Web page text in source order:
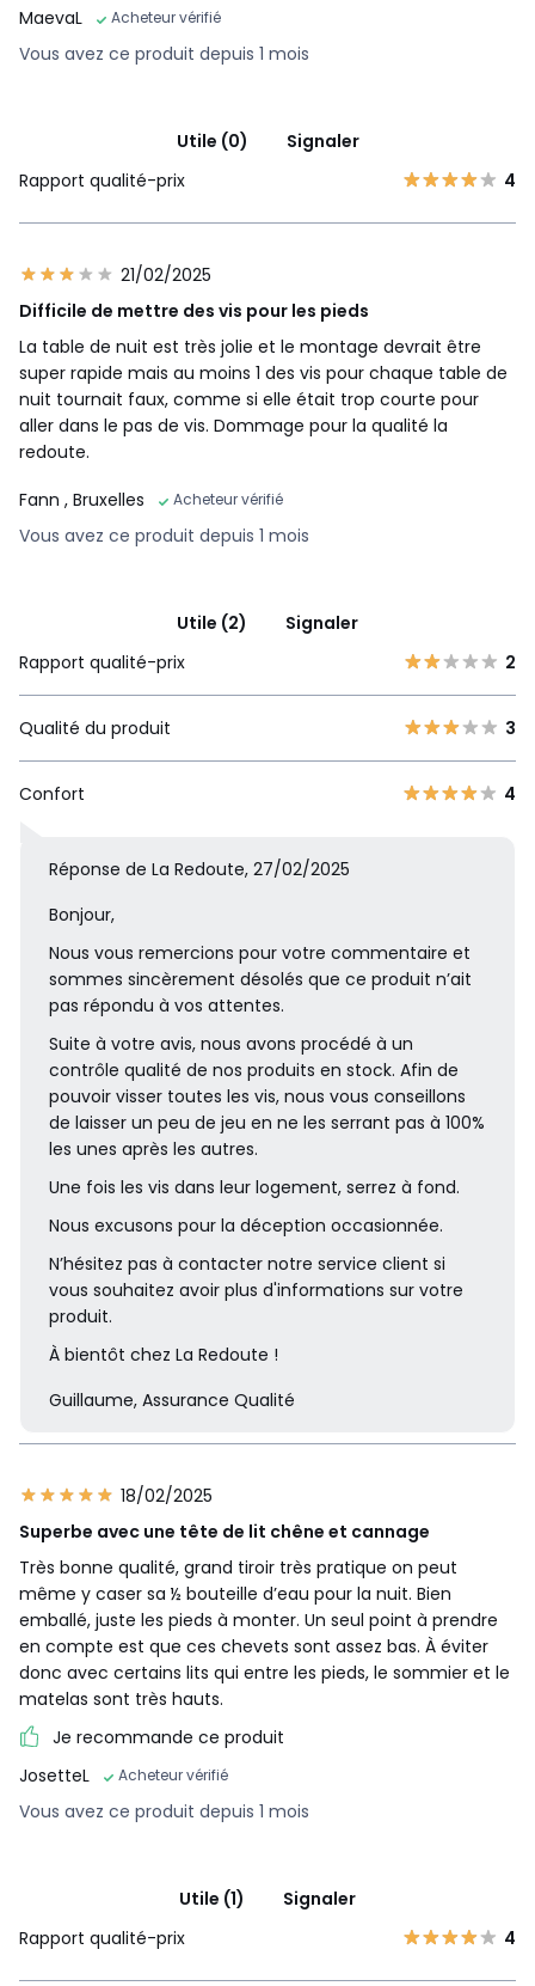
MaevaL
Acheteur vérifié
Vous avez ce produit depuis 1 mois
Utile (0)
Signaler
Rapport qualité-prix
4
21/02/2025
Difficile de mettre des vis pour les pieds
La table de nuit est très jolie et le montage devrait être
super rapide mais au moins 1 des vis pour chaque table de
nuit tournait faux, comme si elle était trop courte pour
aller dans le pas de vis. Dommage pour la qualité la
redoute.
Fann , Bruxelles Acheteur vérifié
Vous avez ce produit depuis 1 mois
Utile (2)
Signaler
Rapport qualité-prix
2
Qualité du produit 3
Confort 4
Réponse de La Redoute, 27/02/2025
Bonjour,
Nous vous remercions pour votre commentaire et
sommes sincèrement désolés que ce produit n’ait
pas répondu à vos attentes.
Suite à votre avis, nous avons procédé à un
contrôle qualité de nos produits en stock. Afin de
pouvoir visser toutes les vis, nous vous conseillons
de laisser un peu de jeu en ne les serrant pas à 100%
les unes après les autres.
Une fois les vis dans leur logement, serrez à fond.
Nous excusons pour la déception occasionnée.
N’hésitez pas à contacter notre service client si
vous souhaitez avoir plus d'informations sur votre
produit.
À bientôt chez La Redoute !
Guillaume, Assurance Qualité
18/02/2025
Superbe avec une tête de lit chêne et cannage
Très bonne qualité, grand tiroir très pratique on peut
même y caser sa ½ bouteille d’eau pour la nuit. Bien
emballé, juste les pieds à monter. Un seul point à prendre
en compte est que ces chevets sont assez bas. À éviter
donc avec certains lits qui entre les pieds, le sommier et le
matelas sont très hauts.
Je recommande ce produit
JosetteL
Acheteur vérifié
Vous avez ce produit depuis 1 mois
Utile (1)
Signaler
Rapport qualité-prix
4